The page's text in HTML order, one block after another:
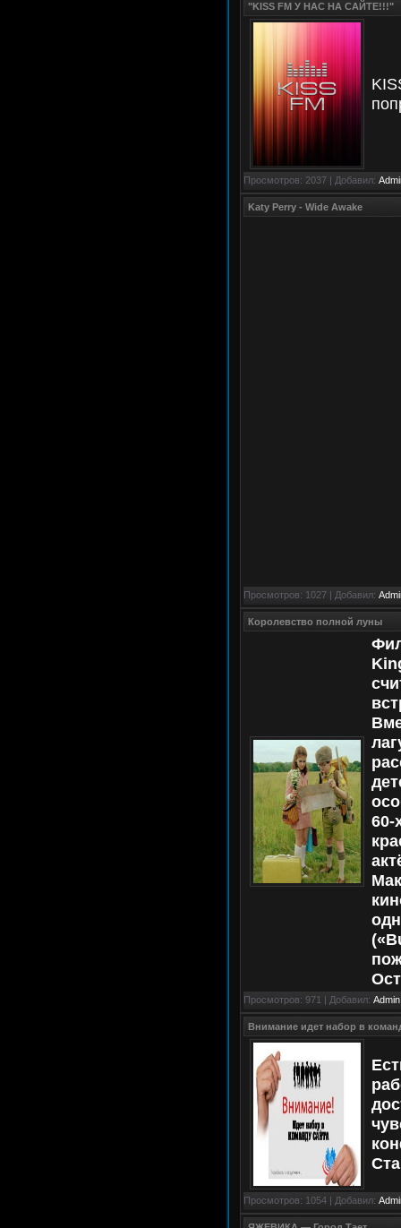
"KISS FM У НАС НА САЙТЕ!!!"
Просмотров: 2037 | Добавил:
Katy Perry - Wide Awake
Просмотров: 1027 | Добавил:
Королевство полной луны
60-
Просмотров: 971 | Добавил: Admin
Внимание идет набор в
Просмотров: 1054 | Добавил: